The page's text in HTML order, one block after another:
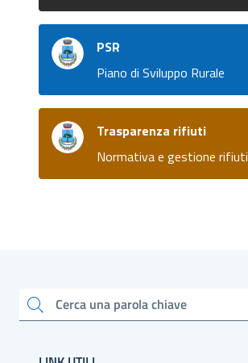
PSR
Piano di Sviluppo Rurale
Trasparenza rifiuti
Normativa e gestione rifiuti
Cerca una parola chiave